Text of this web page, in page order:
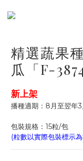
精選蔬果
瓜「F-3874
新上架
播種適期：8月至翌年3
包裝規格：15粒/包
(粒數以實際包裝標示